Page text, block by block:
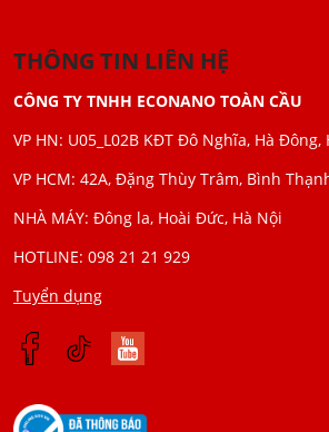
THÔNG TIN LIÊN HỆ
CÔNG TY TNHH ECONANO TOÀN CẦU
VP HN: U05_L02B KĐT Đô Nghĩa, Hà Đông,
VP HCM: 42A, Đặng Thùy Trâm, Bình
NHÀ MÁY: Đông la, Hoài Đức, Hà Nội
HOTLINE: 098 21 21 929
Tuyển dụng